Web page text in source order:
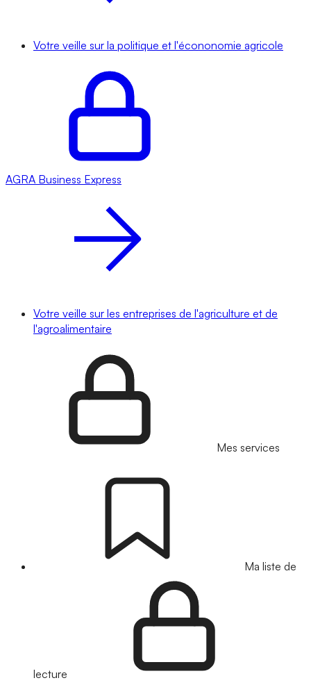
Votre veille sur la politique et l'écononomie agricole
AGRA Business Express
Votre veille sur les entreprises de l'agriculture et de
l'agroalimentaire
Mes services
Ma liste de
lecture